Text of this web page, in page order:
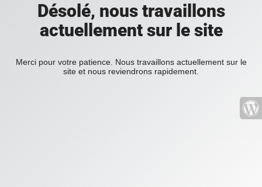
Désolé, nous travaillons
actuellement sur le site
Merci pour votre patience. Nous travaillons actuellement sur le
site et nous reviendrons rapidement.